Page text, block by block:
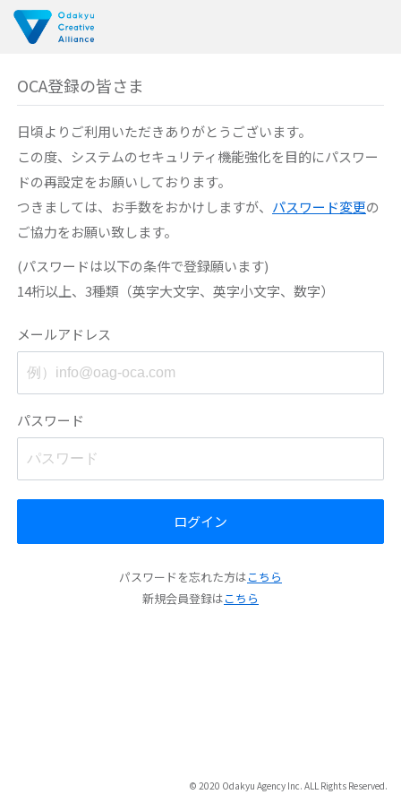
OCA登録の皆さま
日頃よりご利用いただきありがとうございます。
この度、システムのセキュリティ機能強化を目的にパスワー
ドの再設定をお願いしております。
つきましては、お手数をおかけしますが、 パスワード変更の
ご協力をお願い致します。
(パスワードは以下の条件で登録願います)
14桁以上、3種類（英字大文字、英字小文字、数字）
メールアドレス
パスワード
ログイン
パスワードを忘れた方はこちら
新規会員登録はこちら
© 2020 Odakyu Agency Inc. ALL Rights Reserved.